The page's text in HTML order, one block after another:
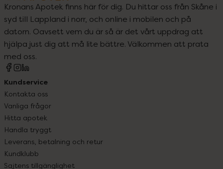
Kronans Apotek finns här för dig. Du hittar oss från Skåne i
syd till Lappland i norr, och online i mobilen och på
datorn. Oavsett vem du är så är det vårt uppdrag att
hjälpa just dig att må lite bättre. Välkommen att prata
med oss.
Kundservice
Kontakta oss
Vanliga frågor
Hitta apotek
Handla tryggt
Leverans, betalning och retur
Kundklubb
Sajtens tillgänglighet